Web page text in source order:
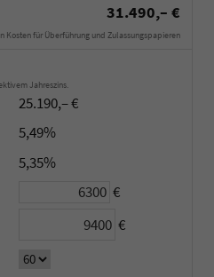
31.490,– €
Kosten für Überführung und Zulassungspapieren
Jahreszins.
25.190,– €
5,49%
5,35%
€
€